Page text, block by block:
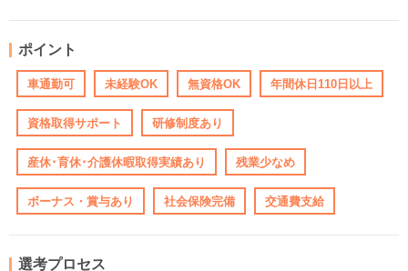
ポイント
車通勤可 未経験OK 無資格OK 年間休日110日以上
資格取得サポート 研修制度あり
産休･育休･介護休暇取得実績あり 残業少なめ
ボーナス・賞与あり 社会保険完備 交通費支給
選考プロセス